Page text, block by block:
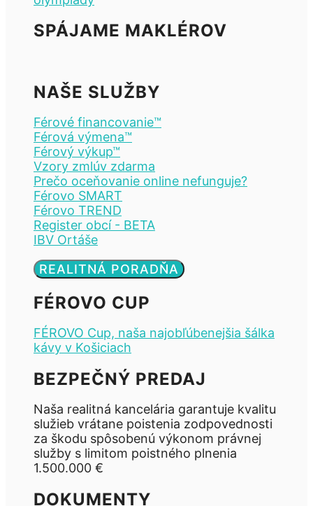
SPÁJAME MAKLÉROV
NAŠE SLUŽBY
Férové financovanie™
Férová výmena™
Férový výkup™
Vzory zmlúv zdarma
Prečo oceňovanie online nefunguje?
Férovo SMART
Férovo TREND
Register obcí - BETA
IBV Ortáše
REALITNÁ PORADŇA
FÉROVO CUP
FÉROVO Cup, naša najobľúbenejšia šálka
kávy v Košiciach
BEZPEČNÝ PREDAJ
Naša realitná kancelária garantuje kvalitu
služieb vrátane poistenia zodpovednosti
za škodu spôsobenú výkonom právnej
služby s limitom poistného plnenia
1.500.000 €
DOKUMENTY